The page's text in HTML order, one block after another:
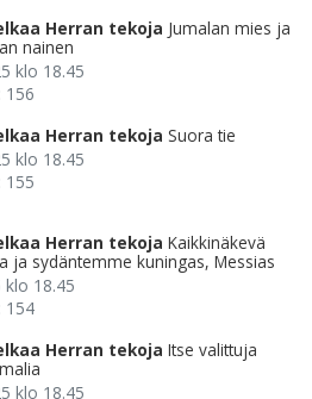
Herran tekoja Jumalan mies ja
nainen
klo 18.45
156
Herran tekoja Suora tie
klo 18.45
155
Herran tekoja Kaikkinäkevä
ja sydäntemme kuningas, Messias
klo 18.45
154
Herran tekoja Itse valittuja
klo 18.45